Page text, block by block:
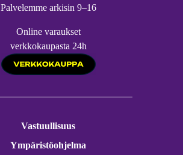
Palvelemme arkisin 9–16
Online varaukset
verkkokaupasta 24h
Vastuullisuus
Ympäristöohjelma